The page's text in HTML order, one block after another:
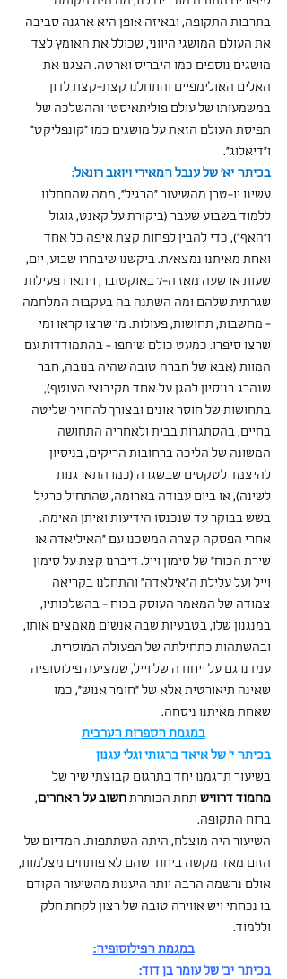
בתרבות התקופה, ובאיזה אופן היא ארגנה סביבה
את העולם המושגי היווני, שכולל את האומץ לצד
מושגים נוספים כמו היבריס וארטה. הצגנו את
האלים האולימפיים והתחלנו קצת-קצת לדון
במשמעותו של עולם פוליתאיסטי וההשלכה של
תפיסת העולם הזאת על מושגים כמו "קונפליקט"
ו"דיאלוג".
בכיתה יא' של ענבל המאירי ויואב רונאל:
עשינו יו-טרן מהשיעור "הרגיל", ממה שהתחלנו
ללמוד בשבוע שעבר (ביקורת על קאנט, גוגול
ו"האף"), כדי להבין לפחות קצת איפה כל אחד
ואחת מאיתנו נמצא/ת. ביקשנו שיבחרו שבוע, יום,
שעות או שעה מאז ה-7 באוקטובר, ויתארו פעילות
שגרתית שלהם ומה השתנה בה בעקבות המלחמה
- מחשבות, תחושות, פעולות. מי שרצו קראו ומי
שרצו סיפרו. כמעט כולם שיתפו - בהתמודדות עם
המוות (אבא של חברה טובה שהיה בנובה, חבר
שנהרג בניסיון להגן על אחד מקיבוצי העוטף),
בתחושות של חוסר אונים ובצורך להחזיר שליטה
בחיים, בהסתגרות בבית ולאחריה התחושה
המשונה של הליכה ברחובות הריקים, בניסיון
להיצמד לטקסים שבשגרה (כמו התארגנות
לשינה), או ביום עבודה בארומה, שהתחיל כרגיל
בשש בבוקר עד שנכנסו הידיעות ואיתן האימה.
אחרי הפסקה קצרה המשכנו עם "האיליאדה או
שירת הכוח" של סימון וייל. דיברנו קצת על סימון
וייל ועל עלילת ה"אילאדה" והתחלנו בקריאה
צמודה של המאמר העוסק בכוח - בהשלכותיו,
במנגנון שלו, בטבעיות שבה אנשים מאמצים אותו,
ובהשתהות כתחילתה של הפעולה המוסרית.
עמדנו גם על ייחודה של וייל, שמציעה פילוסופיה
שאינה תיאורטית אלא של "חומר אנוש", כמו
שאחת מאיתנו ניסחה.
במגמת הספרות הערבית
בכיתה י' של איאד ברגותי וגלי עגנון
בשיעור תרגמנו יחד בתרגום קבוצתי שיר של
מחמוד דרוויש תחת הכותרת חשוב על האחרים,
ברוח התקופה.
השיעור היה מוצלח, היתה השתתפות. המדיום של
הזום מאד מקשה ביחוד שהם לא פותחים מצלמות,
אולם נרשמה הרבה יותר היענות מהשיעור הקודם
בו נכחתי ויש אווירה טובה של רצון לקחת חלק
וללמוד.
במגמת הפילוסופיה:
בכיתה יב' של עומר בן דוד: